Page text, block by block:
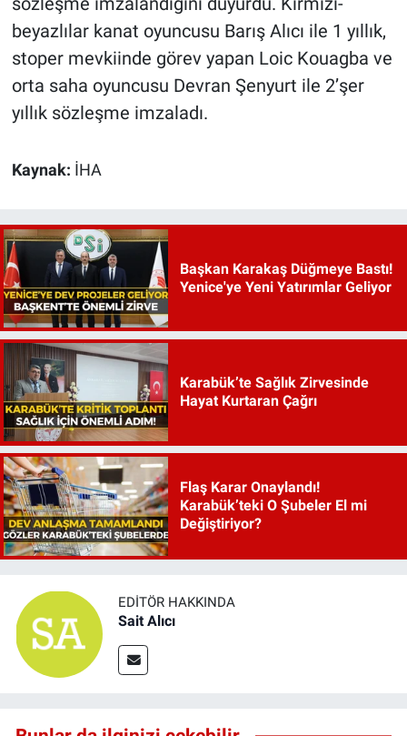
beyazlılar kanat oyuncusu Barış Alıcı ile 1 yıllık,
stoper mevkiinde görev yapan Loic Kouagba ve
orta saha oyuncusu Devran Şenyurt ile 2’şer
yıllık sözleşme imzaladı.
Kaynak: İHA
Başkan Karakaş Düğmeye Bastı!
Yenice'ye Yeni Yatırımlar Geliyor
Karabük’te Sağlık Zirvesinde
Hayat Kurtaran Çağrı
Flaş Karar Onaylandı!
Karabük’teki O Şubeler El mi
Değiştiriyor?
EDITÖR HAKKINDA
Sait Alıcı